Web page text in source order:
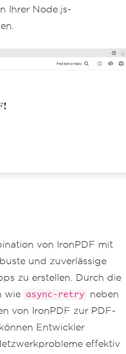
Ihrer Node.js-
von IronPDF mit
und zuverlässige
zu erstellen. Durch die
wie async-retry
neben
von IronPDF zur PDF-
Entwickler
effektiv